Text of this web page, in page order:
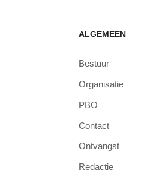
ALGEMEEN
Bestuur
Organisatie
PBO
Contact
Ontvangst
Redactie